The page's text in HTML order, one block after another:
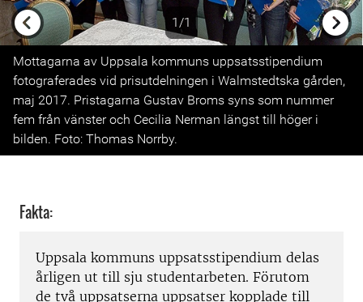
1/1
Mottagarna av Uppsala kommuns uppsatsstipendium
fotograferades vid prisutdelningen i Walmstedtska gården,
maj 2017. Pristagarna Gustav Broms syns som nummer
fem från vänster och Cecilia Nerman längst till höger i
bilden. Foto: Thomas Norrby.
Fakta:
Uppsala kommuns uppsatsstipendium delas
årligen ut till sju studentarbeten. Förutom
de två uppsatserna uppsatser kopplade till